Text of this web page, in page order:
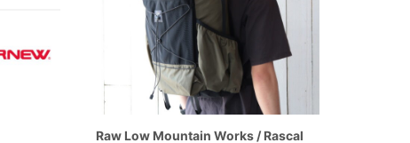
Raw Low Mountain Works / Rascal